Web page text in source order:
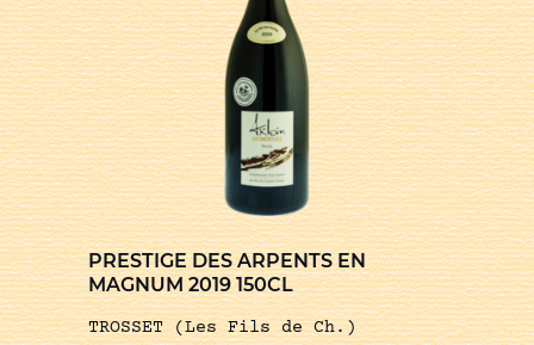
PRESTIGE DES ARPENTS EN
MAGNUM 2019 150CL
TROSSET (Les Fils de Ch.)